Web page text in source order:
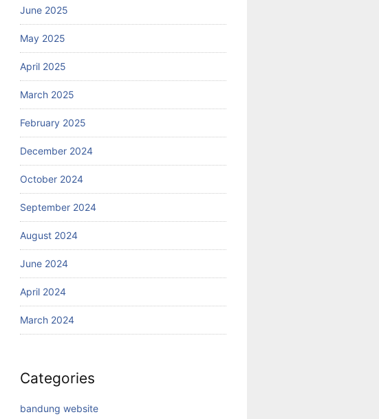
June 2025
May 2025
April 2025
March 2025
February 2025
December 2024
October 2024
September 2024
August 2024
June 2024
April 2024
March 2024
Categories
bandung website